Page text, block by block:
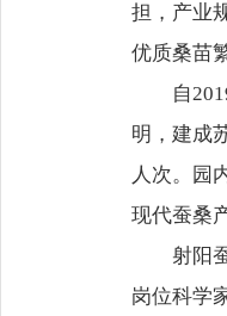
担，产业
优质桑苗
自2019
明，建成
人次。园
现代蚕桑
射阳蚕
岗位科学